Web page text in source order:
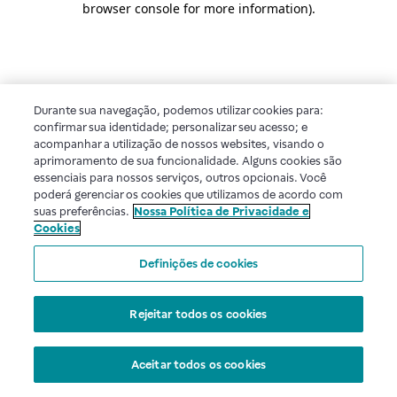
browser console for more information).
Durante sua navegação, podemos utilizar cookies para:
confirmar sua identidade; personalizar seu acesso; e
acompanhar a utilização de nossos websites, visando o
aprimoramento de sua funcionalidade. Alguns cookies são
essenciais para nossos serviços, outros opcionais. Você
poderá gerenciar os cookies que utilizamos de acordo com
suas preferências. Nossa Política de Privacidade e
Cookies
Definições de cookies
Rejeitar todos os cookies
Aceitar todos os cookies